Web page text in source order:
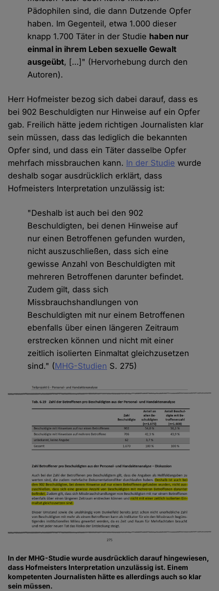
Pädophilen sind, die dann Dutzende Opfer
haben. Im Gegenteil, etwa 1.000 dieser
knapp 1.700 Täter in der Studie haben nur
einmal in ihrem Leben sexuelle Gewalt
ausgeübt, […]" (Hervorhebung durch den
Autoren).
Herr Hofmeister bezog sich dabei darauf, dass es
bei 902 Beschuldigten nur Hinweise auf ein Opfer
gab. Freilich hätte jedem richtigen Journalisten klar
sein müssen, dass das lediglich die bekannten
Opfer sind, und dass ein Täter dasselbe Opfer
mehrfach missbrauchen kann. In der Studie wurde
deshalb sogar ausdrücklich erklärt, dass
Hofmeisters Interpretation unzulässig ist:
"Deshalb ist auch bei den 902
Beschuldigten, bei denen Hinweise auf
nur einen Betroffenen gefunden wurden,
nicht auszuschließen, dass sich eine
gewisse Anzahl von Beschuldigten mit
mehreren Betroffenen darunter befindet.
Zudem gilt, dass sich
Missbrauchshandlungen von
Beschuldigten mit nur einem Betroffenen
ebenfalls über einen längeren Zeitraum
erstrecken können und nicht mit einer
zeitlich isolierten Einmaltat gleichzusetzen
sind." (MHG-Studien S. 275)
In der MHG-Studie wurde ausdrücklich darauf hingewiesen,
dass Hofmeisters Interpretation unzulässig ist. Einem
kompetenten Journalisten hätte es allerdings auch so klar
sein müssen.